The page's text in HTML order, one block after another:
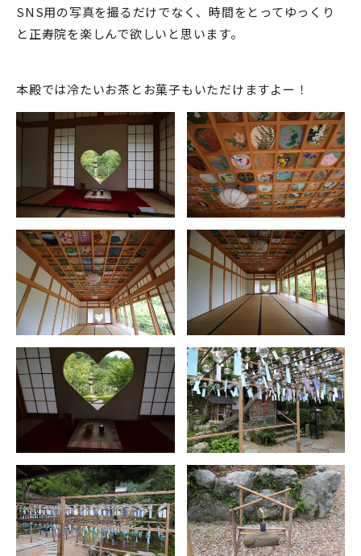
SNS用の写真を撮るだけでなく、時間をとってゆっくり
と正寿院を楽しんで欲しいと思います。
本殿では冷たいお茶とお菓子もいただけますよー！